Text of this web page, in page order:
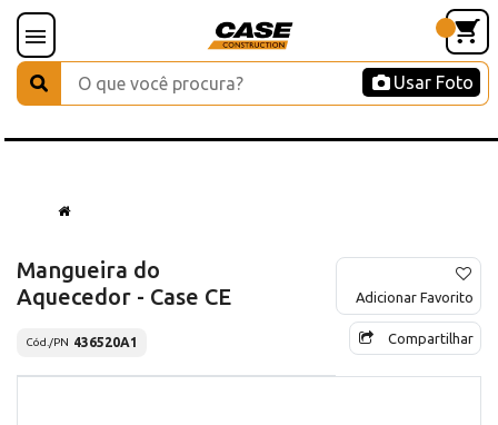
Usar Foto
Mangueira do
Aquecedor - Case CE
Cód./PN 436520A1
Adicionar Favorito
Compartilhar